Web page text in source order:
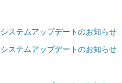
システムアップデートのお知らせ
システムアップデートのお知らせ